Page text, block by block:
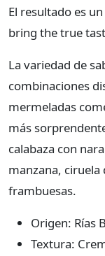
El resultado es
bring the true
La variedad de
combinaciones
mermeladas
más
calabaza con
manzana, ciruela
frambuesas.
Origen: Rías
Textura: